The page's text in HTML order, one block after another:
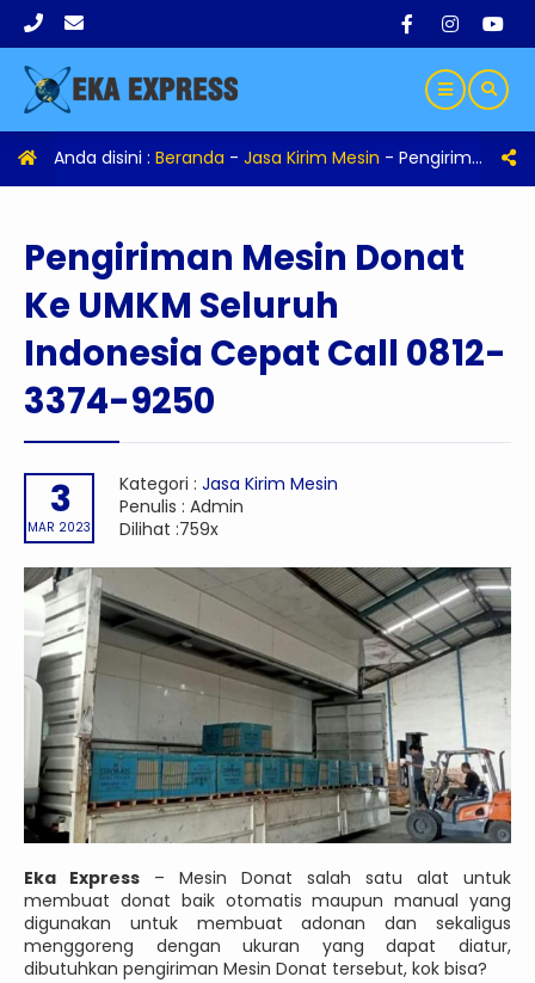
Anda disini : Beranda - Jasa Kirim Mesin - Pengiriman Mesin Donat Ke UMKM Seluruh Indonesia Cepat Call 0812-3374-9250
Pengiriman Mesin Donat
Ke UMKM Seluruh
Indonesia Cepat Call 0812-
3374-9250
3
MAR 2023
Kategori : Jasa Kirim Mesin
Penulis : Admin
Dilihat :759x
Eka Express – Mesin Donat salah satu alat untuk
membuat donat baik otomatis maupun manual yang
digunakan untuk membuat adonan dan sekaligus
menggoreng dengan ukuran yang dapat diatur,
dibutuhkan pengiriman Mesin Donat tersebut, kok bisa?